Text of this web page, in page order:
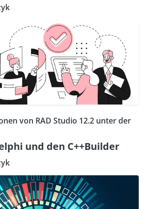
von RAD Studio 12.2 unter der
und den C++Builder